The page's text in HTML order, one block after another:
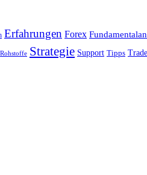
Erfahrungen Forex
Rohstoffe Strategie Support Tipps